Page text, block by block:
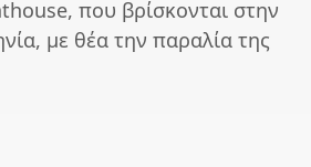
που βρίσκονται στην
με θέα την παραλία της